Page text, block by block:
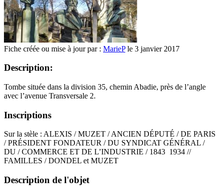
Fiche créée ou mise à jour par : MariePle 3 janvier 2017
Description:
Tombe située dans la division 35, chemin Abadie, près de l’angle
avec l’avenue Transversale 2.
Inscriptions
Sur la stèle : ALEXIS / MUZET / ANCIEN DÉPUTÉ / DE PARIS
/ PRÉSIDENT FONDATEUR / DU SYNDICAT GÉNÉRAL /
DU / COMMERCE ET DE L’INDUSTRIE / 1843 1934 //
FAMILLES / DONDEL et MUZET
Description de l'objet